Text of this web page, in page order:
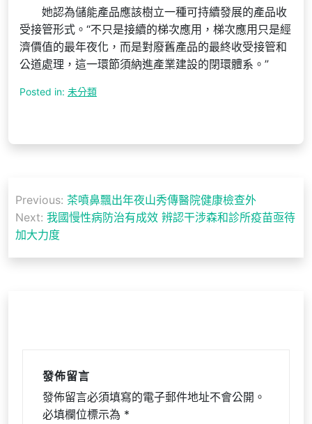
她認為儲能產品應該樹立一種可持續發展的產品收
受接管形式。“不只是接續的梯次應用，梯次應用只是經
濟價值的最年夜化，而是對廢舊產品的最終收受接管和
公道處理，這一環節須納進產業建設的閉環體系。”
Posted in: 未分類
章
導
覽
Previous: 茶噴鼻飄出年夜山秀傳醫院健康檢查外
Next: 我國慢性病防治有成效 辨認干涉森和診所疫苗亟待
加大力度
發佈留言
發佈留言必須填寫的電子郵件地址不會公開。
必填欄位標示為 *